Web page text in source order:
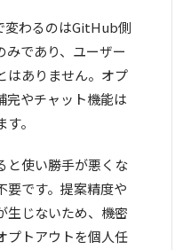
変わるのはGitHub側
みであり、ユーザー
はありません。オプ
完やチャット機能は
。
と使い勝手が悪くな
要です。提案精度や
生じないため、機密
プトアウトを個人任